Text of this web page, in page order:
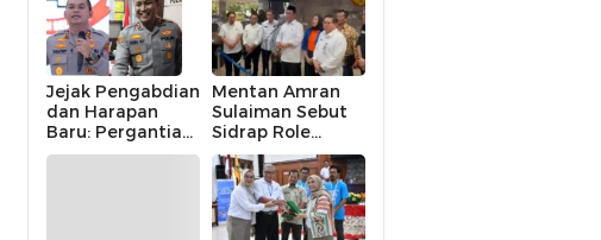
Jejak Pengabdian
dan Harapan
Baru: Pergantian
Kapolres Sidrap
Mentan Amran
Sulaiman Sebut
Sidrap Role
Model Nasional
dalam Menjaga
Stabilitas Harga
Telur